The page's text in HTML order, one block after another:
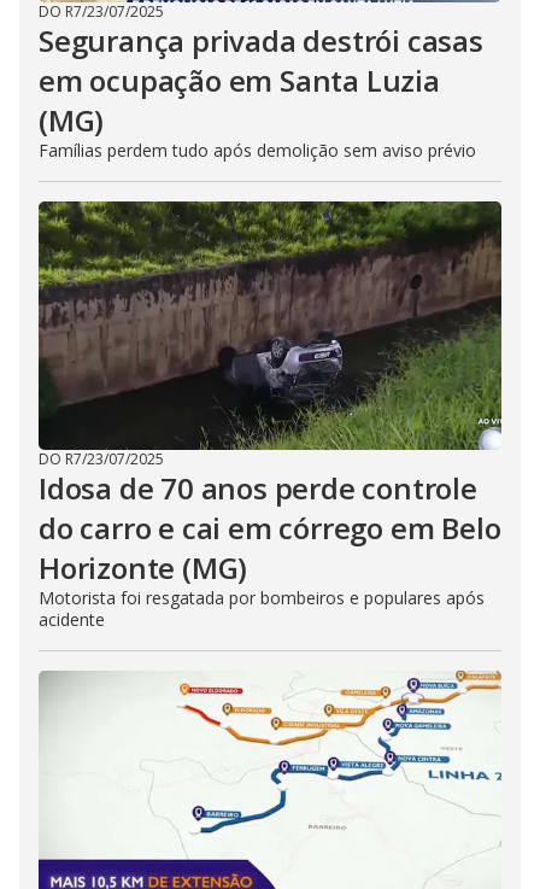
DO R7/23/07/2025
Segurança privada destrói casas
em ocupação em Santa Luzia
(MG)
Famílias perdem tudo após demolição sem aviso prévio
DO R7/23/07/2025
Idosa de 70 anos perde controle
do carro e cai em córrego em Belo
Horizonte (MG)
Motorista foi resgatada por bombeiros e populares após
acidente